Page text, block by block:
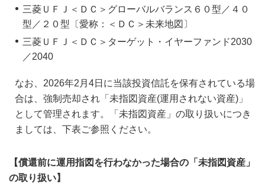
三菱ＵＦＪ＜ＤＣ＞グローバルバランス６０型／４０
型／２０型〔愛称：＜ＤＣ＞未来地図〕
三菱ＵＦＪ＜ＤＣ＞ターゲット・イヤーファンド2030
／2040
なお、2026年2月4日に当該投資信託を保有されている場
合は、強制売却され「未指図資産(運用されない資産)」
として管理されます。「未指図資産」の取り扱いにつき
ましては、下表ご参照ください。
【償還前に運用指図を行わなかった場合の「未指図資産」
の取り扱い】